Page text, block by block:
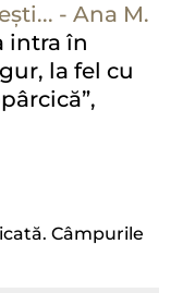
- Ana M.
intra în
la fel cu
Câmpurile